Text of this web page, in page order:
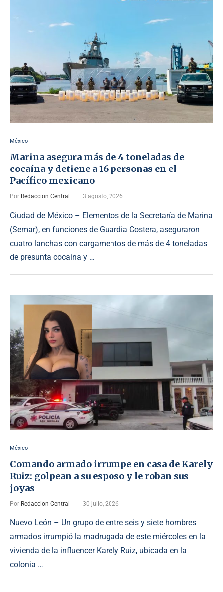
México
Marina asegura más de 4 toneladas de
cocaína y detiene a 16 personas en el
Pacífico mexicano
Por Redaccion Central 3 agosto, 2026
Ciudad de México – Elementos de la Secretaría de Marina
(Semar), en funciones de Guardia Costera, aseguraron
cuatro lanchas con cargamentos de más de 4 toneladas
de presunta cocaína y …
México
Comando armado irrumpe en casa de Karely
Ruiz: golpean a su esposo y le roban sus
joyas
Por Redaccion Central 30 julio, 2026
Nuevo León – Un grupo de entre seis y siete hombres
armados irrumpió la madrugada de este miércoles en la
vivienda de la influencer Karely Ruiz, ubicada en la
colonia …